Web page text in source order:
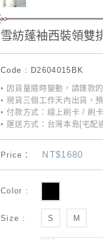
雪紡蓬袖西裝領雙
Code : D2604015BK
• 因貨量隨時變動，請匯款
• 現貨三個工作天內出貨，
• 付款方式：線上刷卡 / 刷
• 運送方式：台灣本島[宅
Price： NT$1680
Color :
Size : S M